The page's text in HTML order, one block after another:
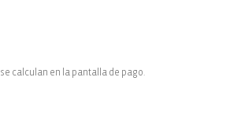
se calculan en la pantalla de pago.